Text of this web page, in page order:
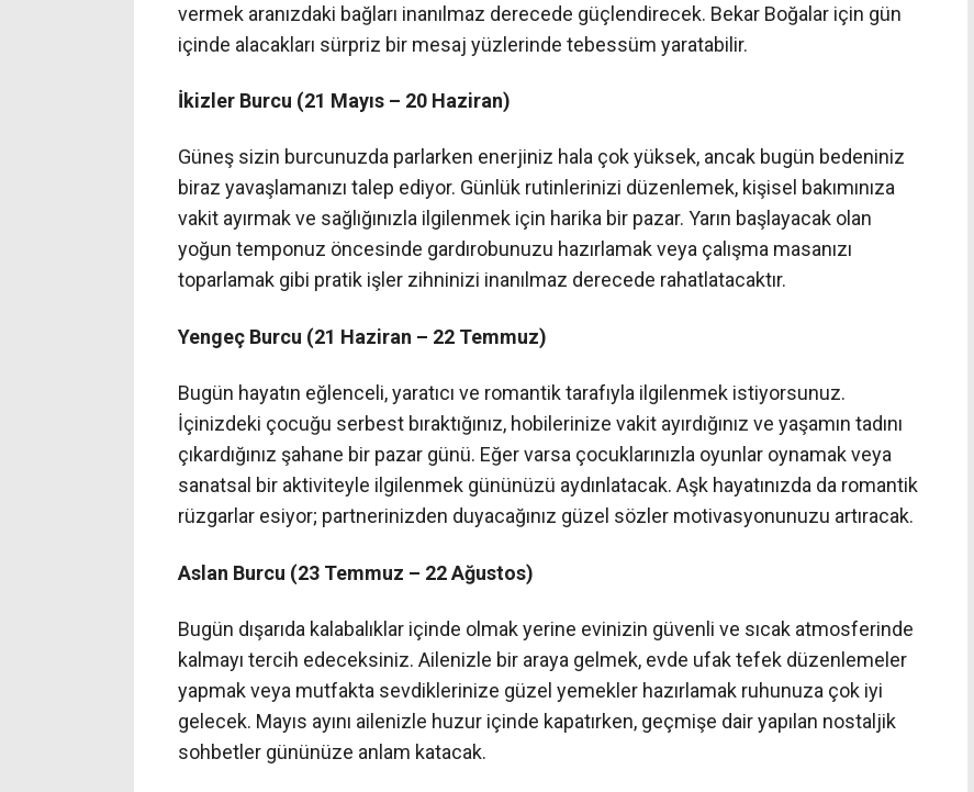
vermek aranızdaki bağları inanılmaz derecede güçlendirecek. Bekar Boğalar için gün
içinde alacakları sürpriz bir mesaj yüzlerinde tebessüm yaratabilir.
İkizler Burcu (21 Mayıs – 20 Haziran)
Güneş sizin burcunuzda parlarken enerjiniz hala çok yüksek, ancak bugün bedeniniz
biraz yavaşlamanızı talep ediyor. Günlük rutinlerinizi düzenlemek, kişisel bakımınıza
vakit ayırmak ve sağlığınızla ilgilenmek için harika bir pazar. Yarın başlayacak olan
yoğun temponuz öncesinde gardırobunuzu hazırlamak veya çalışma masanızı
toparlamak gibi pratik işler zihninizi inanılmaz derecede rahatlatacaktır.
Yengeç Burcu (21 Haziran – 22 Temmuz)
Bugün hayatın eğlenceli, yaratıcı ve romantik tarafıyla ilgilenmek istiyorsunuz.
İçinizdeki çocuğu serbest bıraktığınız, hobilerinize vakit ayırdığınız ve yaşamın tadını
çıkardığınız şahane bir pazar günü. Eğer varsa çocuklarınızla oyunlar oynamak veya
sanatsal bir aktiviteyle ilgilenmek gününüzü aydınlatacak. Aşk hayatınızda da romantik
rüzgarlar esiyor; partnerinizden duyacağınız güzel sözler motivasyonunuzu artıracak.
Aslan Burcu (23 Temmuz – 22 Ağustos)
Bugün dışarıda kalabalıklar içinde olmak yerine evinizin güvenli ve sıcak atmosferinde
kalmayı tercih edeceksiniz. Ailenizle bir araya gelmek, evde ufak tefek düzenlemeler
yapmak veya mutfakta sevdiklerinize güzel yemekler hazırlamak ruhunuza çok iyi
gelecek. Mayıs ayını ailenizle huzur içinde kapatırken, geçmişe dair yapılan nostaljik
sohbetler gününüze anlam katacak.